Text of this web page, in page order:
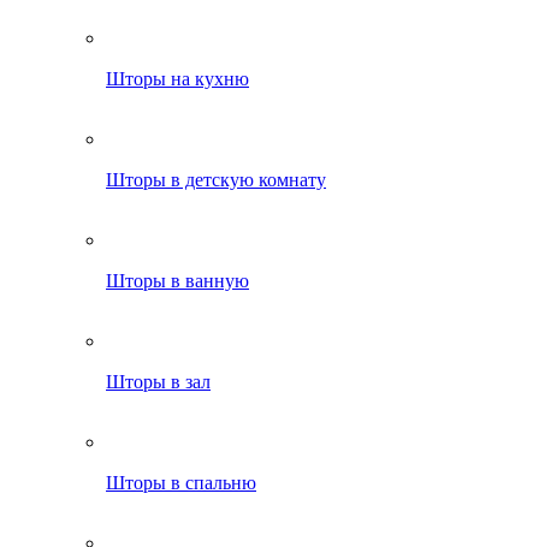
Шторы на кухню
Шторы в детскую комнату
Шторы в ванную
Шторы в зал
Шторы в спальню